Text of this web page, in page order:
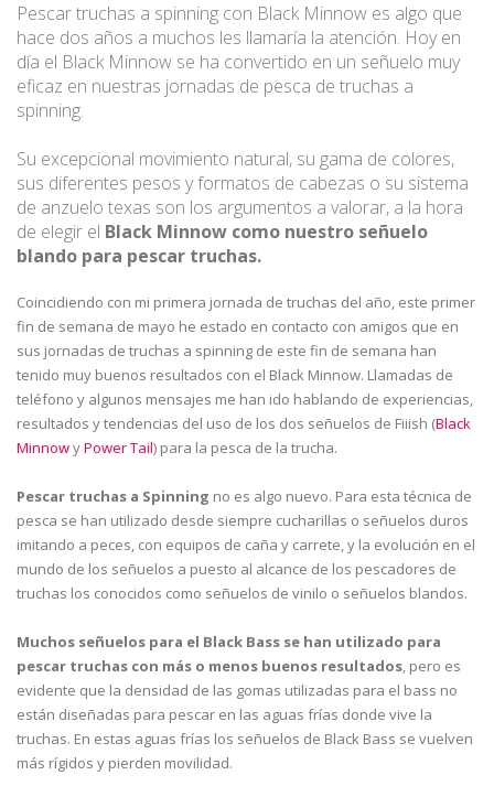
Pescar truchas a spinning con Black Minnow es algo que
hace dos años a muchos les llamaría la atención. Hoy en
día el Black Minnow se ha convertido en un señuelo muy
eficaz en nuestras jornadas de pesca de truchas a
spinning.
Su excepcional movimiento natural, su gama de colores,
sus diferentes pesos y formatos de cabezas o su sistema
de anzuelo texas son los argumentos a valorar, a la hora
de elegir el Black Minnow como nuestro señuelo
blando para pescar truchas.
Coincidiendo con mi primera jornada de truchas del año, este primer
fin de semana de mayo he estado en contacto con amigos que en
sus jornadas de truchas a spinning de este fin de semana han
tenido muy buenos resultados con el Black Minnow. Llamadas de
teléfono y algunos mensajes me han ido hablando de experiencias,
resultados y tendencias del uso de los dos señuelos de Fiiish (Black
MinnowyPower Tail) para la pesca de la trucha.
Pescar truchas a Spinning no es algo nuevo. Para esta técnica de
pesca se han utilizado desde siempre cucharillas o señuelos duros
imitando a peces, con equipos de caña y carrete, y la evolución en el
mundo de los señuelos a puesto al alcance de los pescadores de
truchas los conocidos como señuelos de vinilo o señuelos blandos.
Muchos señuelos para el Black Bass se han utilizado para
pescar truchas con más o menos buenos resultados, pero es
evidente que la densidad de las gomas utilizadas para el bass no
están diseñadas para pescar en las aguas frías donde vive la
truchas. En estas aguas frías los señuelos de Black Bass se vuelven
más rígidos y pierden movilidad.